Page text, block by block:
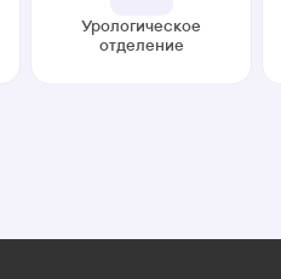
Урологическое
отделение